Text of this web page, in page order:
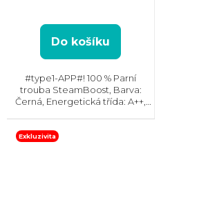
Do košíku
#type1-APP#! 100 % Parní
trouba SteamBoost, Barva:
Černá, Energetická třída: A++,
Rozměry (VxŠxH):594x595x567
Exkluzivita